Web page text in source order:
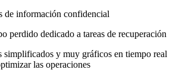
de información confidencial
perdido dedicado a tareas de recuperación
simplificados y muy gráficos en tiempo real
las operaciones